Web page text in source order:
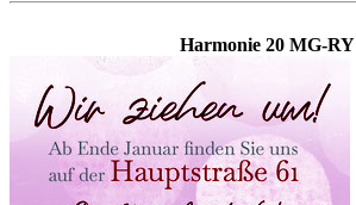
Harmonie 20 MG-RY